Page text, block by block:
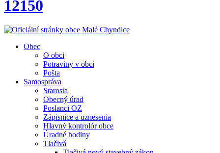
12150
Obec
O obci
Potraviny v obci
Pošta
Samospráva
Starosta
Obecný úrad
Poslanci OZ
Zápisnice a uznesenia
Hlavný kontrolór obce
Úradné hodiny
Tlačivá